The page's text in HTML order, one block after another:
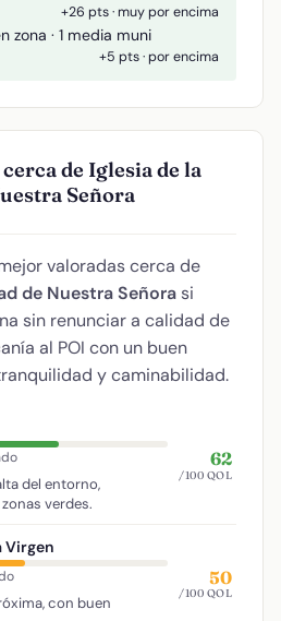
+26 pts · muy por encima
zona · 1 media muni
+5 pts · por encima
de Iglesia de la
Señora
valoradas cerca de
de Nuestra Señora si
sin renunciar a calidad de
al POI con un buen
y caminabilidad.
del entorno,
verdes.
62
/100 QOL
Virgen
con buen
50
/100 QOL